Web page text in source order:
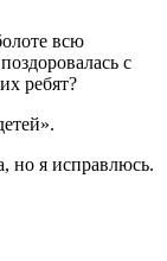
всю
с
ребят?
но я исправлюсь.